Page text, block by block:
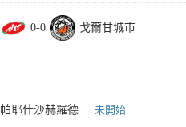
0-0
戈爾甘城市
帕耶什沙赫羅德 未開始